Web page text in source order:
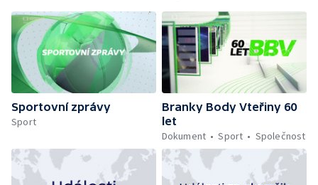
Sportovní zprávy
Sport
Branky Body Vteřiny 60
let
Dokument
Sport Společnost